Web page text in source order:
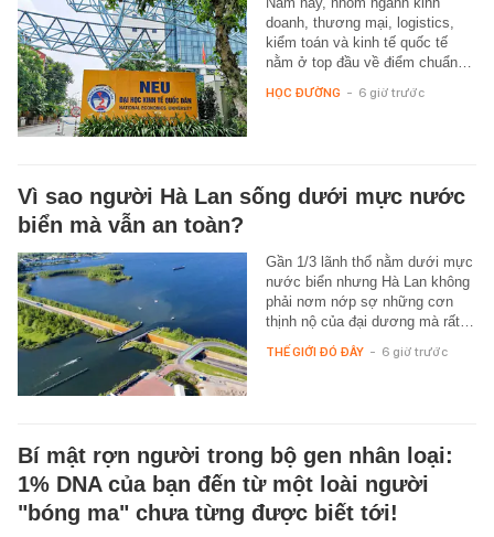
doanh, thương mại, logistics,
kiểm toán và kinh tế quốc tế
nằm ở top đầu về điểm chuẩn…
HỌC ĐƯỜNG - 6 giờ trước
Vì sao người Hà Lan sống dưới mực nước
biển mà vẫn an toàn?
Gần 1/3 lãnh thổ nằm dưới mực
nước biển nhưng Hà Lan không
phải nơm nớp sợ những cơn
thịnh nộ của đại dương mà rất…
THẾ GIỚI ĐÓ ĐÂY - 6 giờ trước
Bí mật rợn người trong bộ gen nhân loại:
1% DNA của bạn đến từ một loài người
"bóng ma" chưa từng được biết tới!